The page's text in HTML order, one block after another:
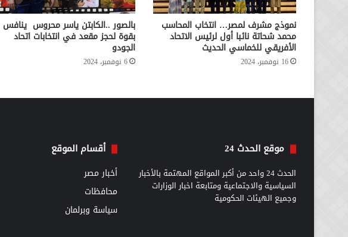
نموذج مشرف لمصر… انتخاب المحاسب
محمد شحاتة نائبا أول لرئيس الاتحاد
الأفريقي للخماسي الحديث
16 نوفمبر، 2024
بالصور ..الكابتن ياسر محروس ينافس
بقوة لحجز مقعد في انتخابات اتحاد
الجودو
6 نوفمبر، 2024
موقع الحدث 24
الحدث 24 واحد من أكبر المواقع المهتمة بالأخبار
السياسية والاجتماعية ومتابعة اخبار الوزارات
وجميع الهيئات الحكومية
أقسام الموقع
أخبار مصر
محافظات
سياسة وبرلمان